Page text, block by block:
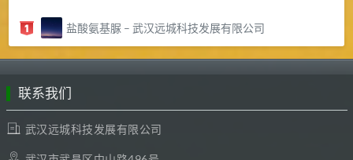
盐酸氨基脲 – 武汉远城科技发展有限公司
联系我们
武汉远城科技发展有限公司